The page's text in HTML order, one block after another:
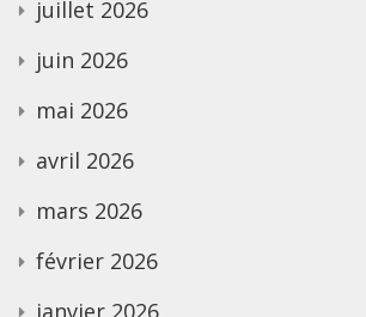
juillet 2026
juin 2026
mai 2026
avril 2026
mars 2026
février 2026
janvier 2026